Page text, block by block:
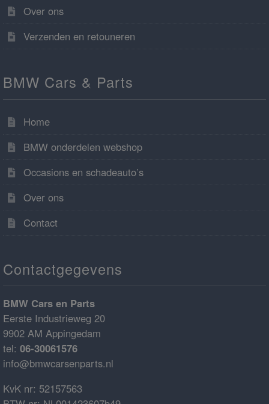
Over ons
Verzenden en retouneren
BMW Cars & Parts
Home
BMW onderdelen webshop
Occasions en schadeauto’s
Over ons
Contact
Contactgegevens
BMW Cars en Parts
Eerste Industrieweg 20
9902 AM Appingedam
tel: 06-30061576
info@bmwcarsenparts.nl
KvK nr: 52157563